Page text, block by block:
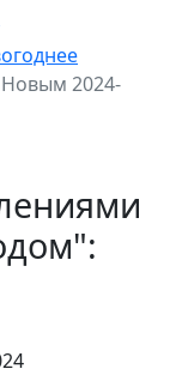
2024-